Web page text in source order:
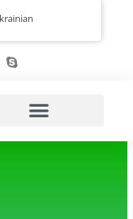
Хенань, Китай